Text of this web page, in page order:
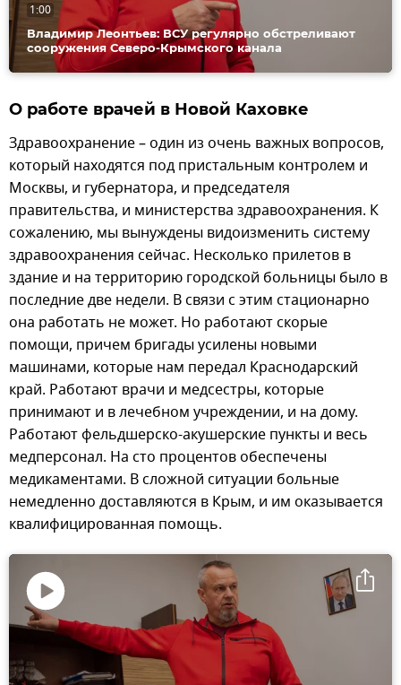
Владимир Леонтьев: ВСУ регулярно обстреливают
сооружения Северо-Крымского канала
1:00
О работе врачей в Новой Каховке
Здравоохранение – один из очень важных вопросов,
который находятся под пристальным контролем и
Москвы, и губернатора, и председателя
правительства, и министерства здравоохранения. К
сожалению, мы вынуждены видоизменить систему
здравоохранения сейчас. Несколько прилетов в
здание и на территорию городской больницы было в
последние две недели. В связи с этим стационарно
она работать не может. Но работают скорые
помощи, причем бригады усилены новыми
машинами, которые нам передал Краснодарский
край. Работают врачи и медсестры, которые
принимают и в лечебном учреждении, и на дому.
Работают фельдшерско-акушерские пункты и весь
медперсонал. На сто процентов обеспечены
медикаментами. В сложной ситуации больные
немедленно доставляются в Крым, и им оказывается
квалифицированная помощь.
Воспроизвести
видео